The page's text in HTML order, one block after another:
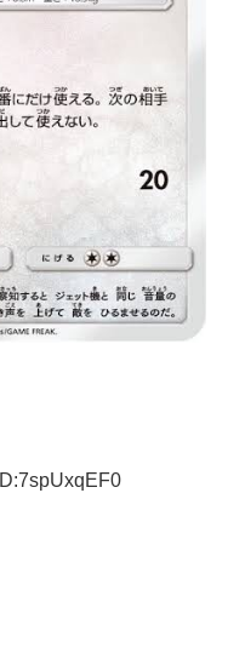
ID:7spUxqEF0